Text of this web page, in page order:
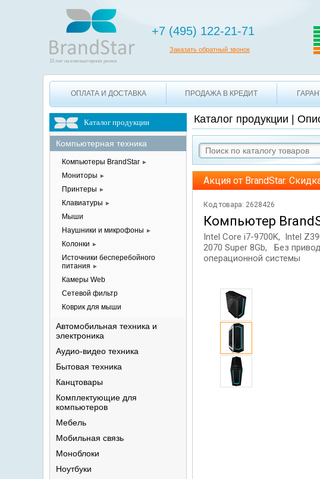
15 лет на компьютерном рынке
+7 (495) 122-21-71
Заказать обратный звонок
ОПЛАТА И ДОСТАВКА ПРОДАЖА В КРЕДИТ
Каталог продукции
Компьютерная техника
Компьютеры BrandStar ►
Мониторы ►
Принтеры ►
Клавиатуры ►
Мыши
Наушники и микрофоны ►
Колонки ►
Источники бесперебойного
питания ►
Камеры Web
Сетевой фильтр
Коврик для мыши
Автомобильная техника и
электроника
Аудио-видео техника
Бытовая техника
Канцтовары
Комплектующие для
компьютеров
Мебель
Мобильная связь
Моноблоки
Ноутбуки
Каталог продукции |
Акция от BrandStar.
Код товара: 2628426
Компьютер
Intel Core i7-9700K, Intel
2070 Super 8Gb, Без
операционной системы